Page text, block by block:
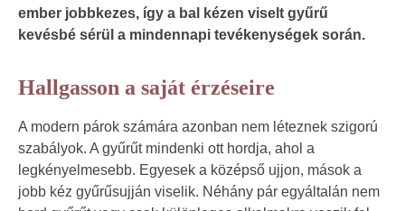
ember jobbkezes, így a bal kézen viselt gyűrű
kevésbé sérül a mindennapi tevékenységek során.
Hallgasson a saját érzéseire
A modern párok számára azonban nem léteznek szigorú
szabályok. A gyűrűt mindenki ott hordja, ahol a
legkényelmesebb. Egyesek a középső ujjon, mások a
jobb kéz gyűrűsujján viselik. Néhány pár egyáltalán nem